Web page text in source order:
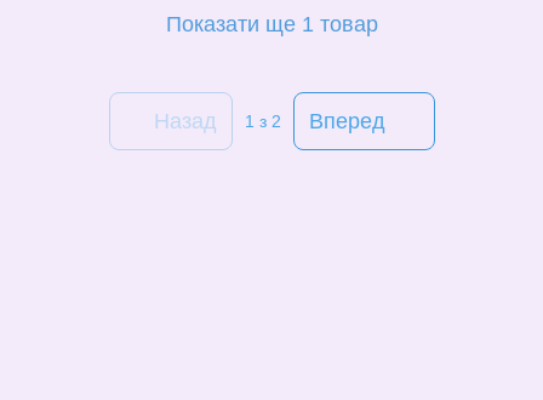
Показати ще 1 товар
Назад 1 з 2 Вперед